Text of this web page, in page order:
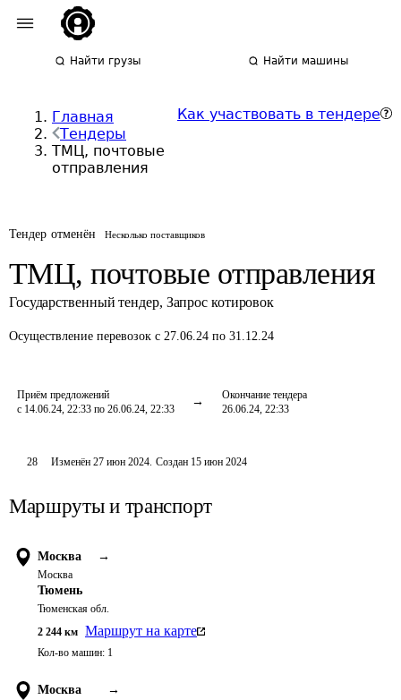
Найти грузы Найти машины
Главная
Тендеры
ТМЦ, почтовые
отправления
Как участвовать в тендере
Тендер отменён Несколько поставщиков
ТМЦ, почтовые отправления
Государственный тендер, Запрос котировок
Осуществление перевозок с 27.06.24 по 31.12.24
Приём предложений
с 14.06.24, 22:33 по 26.06.24, 22:33
Окончание тендера
26.06.24, 22:33
28 Изменён27 июн 2024. Создан 15 июн 2024
Маршруты и транспорт
Москва →
Москва
Тюмень
Тюменская обл.
2 244 км Маршрут на карте
Кол-во машин: 1
Москва
→